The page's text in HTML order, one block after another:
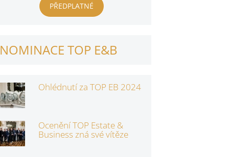
PŘEDPLATNÉ
NOMINACE TOP E&B
Ohlédnutí za TOP EB 2024
Ocenění TOP Estate &
Business zná své vítěze